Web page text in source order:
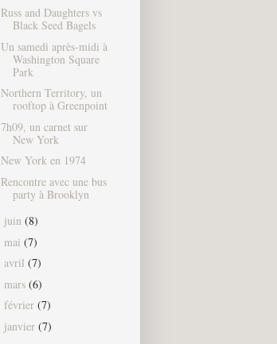
Russ and Daughters vs
Black Seed Bagels
Un samedi après-midi à
Washington Square
Park
Northern Territory, un
rooftop à Greenpoint
7h09, un carnet sur
New York
New York en 1974
Rencontre avec une bus
party à Brooklyn
juin (8)
mai (7)
avril (7)
mars (6)
février (7)
janvier (7)